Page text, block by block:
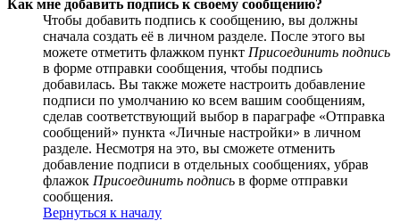
Как мне добавить подпись к своему сообщению?
Чтобы добавить подпись к сообщению, вы должны
сначала создать её в личном разделе. После этого вы
можете отметить флажком пункт Присоединить подпись
в форме отправки сообщения, чтобы подпись
добавилась. Вы также можете настроить добавление
подписи по умолчанию ко всем вашим сообщениям,
сделав соответствующий выбор в параграфе «Отправка
сообщений» пункта «Личные настройки» в личном
разделе. Несмотря на это, вы сможете отменить
добавление подписи в отдельных сообщениях, убрав
флажок Присоединить подпись в форме отправки
сообщения.
Вернуться к началу